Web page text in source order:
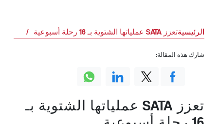
الرئيسيةتعزز SATA عملياتها الشتوية بـ 16 رحلة أسبوعية
تعزز SATA عملياتها الشتوية بـ
شارك هذه المقالة: